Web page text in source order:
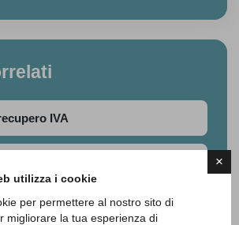
×
utilizza i cookie
per permettere al nostro sito di
migliorare la tua esperienza di
IVA
dichiarazione IVA